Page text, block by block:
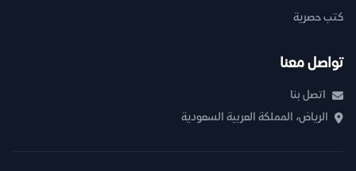
كتب حصرية
تواصل معنا
اتصل بنا
الرياض، المملكة العربية السعودية